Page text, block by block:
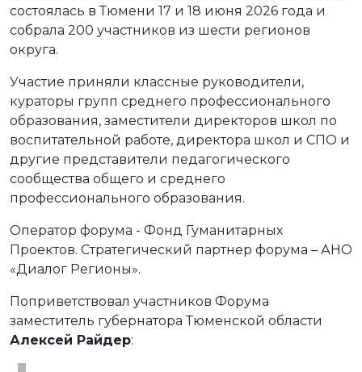
состоялась в Тюмени 17 и 18 июня 2026 года и
собрала 200 участников из шести регионов
округа.
Участие приняли классные руководители,
кураторы групп среднего профессионального
образования, заместители директоров школ по
воспитательной работе, директора школ и СПО и
другие представители педагогического
сообщества общего и среднего
профессионального образования.
Оператор форума - Фонд Гуманитарных
Проектов. Стратегический партнер форума – АНО
«Диалог Регионы».
Поприветствовал участников Форума
заместитель губернатора Тюменской области
Алексей Райдер: